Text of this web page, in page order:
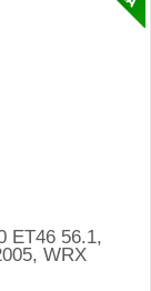
ET46 56.1,
WRX